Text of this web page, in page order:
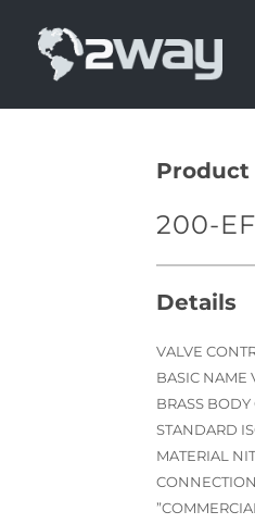
content
Product
200-
Details
VALVE
BASIC NAME
BRASS
STANDARD
MATERIAL